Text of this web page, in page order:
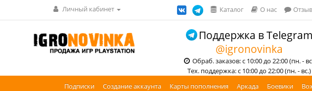
Личный кабинет Каталог О нас
Поддержка в Telegram
@igronovinka
Обраб. заказов: с 10:00 до 22:00 (пн. -
Тех. поддержка: с 10:00 до 22:00 (пн. - вс.)
Подписки Создание аккаунта Карты пополнения Аркада Боевики